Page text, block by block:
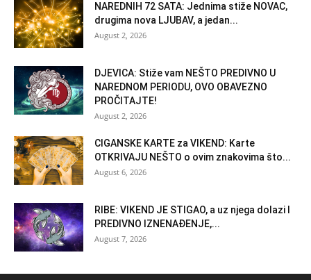
NAREDNIH 72 SATA: Jednima stiže NOVAC,
drugima nova LJUBAV, a jedan...
August 2, 2026
DJEVICA: Stiže vam NEŠTO PREDIVNO U
NAREDNOM PERIODU, OVO OBAVEZNO
PROČITAJTE!
August 2, 2026
CIGANSKE KARTE za VIKEND: Karte
OTKRIVAJU NEŠTO o ovim znakovima što...
August 6, 2026
RIBE: VIKEND JE STIGAO, a uz njega dolazi I
PREDIVNO IZNENAĐENJE,...
August 7, 2026